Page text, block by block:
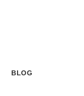
BLOG